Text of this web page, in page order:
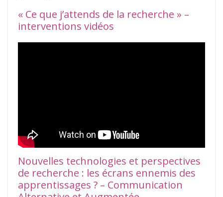
« Ce que j’attends de la recherche » –
interventions vidéos
Nouvelles technologies et perspectives
de recherche : les écrans ennemis des
apprentissages ? – Communication